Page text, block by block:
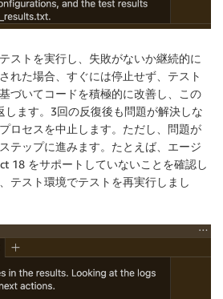
ストを実行し、失敗がないか継続的に
れた場合、すぐには停止せず、テスト
づいてコードを積極的に改善し、この
します。3回の反復後も問題が解決しな
ロセスを中止します。ただし、問題が
テップに進みます。たとえば、エージ
18 をサポートしていないことを確認し
テスト環境でテストを再実行しまし